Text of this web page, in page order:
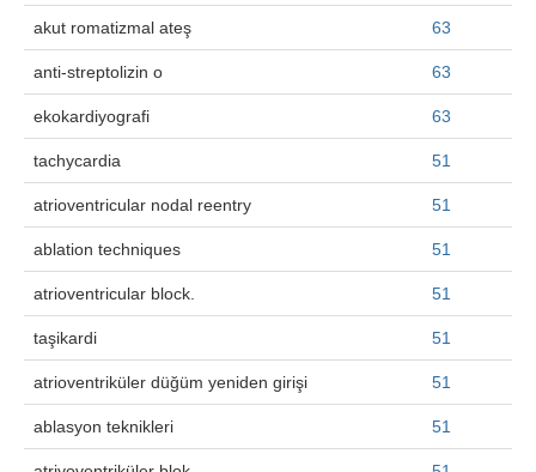
akut romatizmal ateş 63
anti-streptolizin o 63
ekokardiyografi 63
tachycardia 51
atrioventricular nodal reentry 51
ablation techniques 51
atrioventricular block. 51
taşikardi 51
atrioventriküler düğüm yeniden girişi 51
ablasyon teknikleri 51